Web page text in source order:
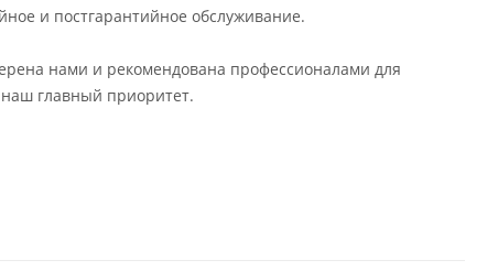
и постгарантийное обслуживание.
нами и рекомендована профессионалами для
главный приоритет.